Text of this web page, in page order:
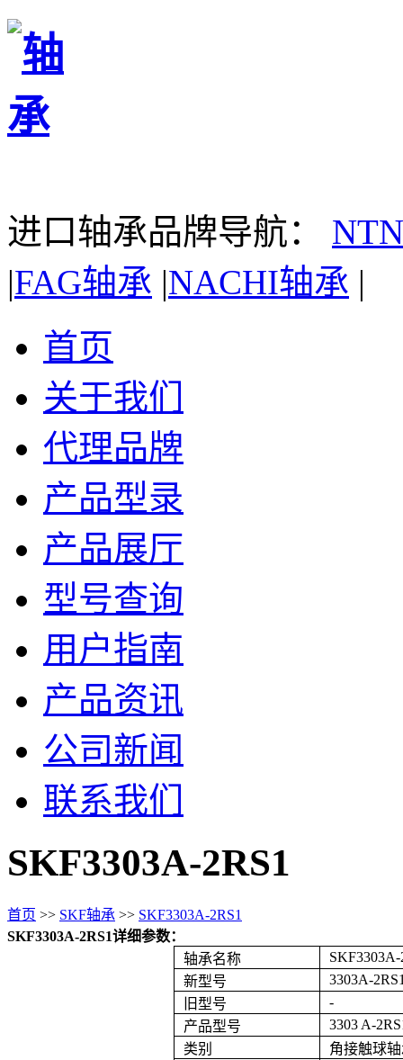
进口轴承品牌导航：
|FAG轴承 |NACHI轴承 |
首页
关于我们
代理品牌
产品型录
产品展厅
型号查询
用户指南
产品资讯
公司新闻
联系我们
SKF3303A-2RS1
首页 >> SKF轴承 >> SKF3303A-2RS1
SKF3303A-2RS1详细参数：
轴承名称
SKF3303A-
新型号
3303A-
旧型号
-
产品型号
3303 A-
类别
角接触球